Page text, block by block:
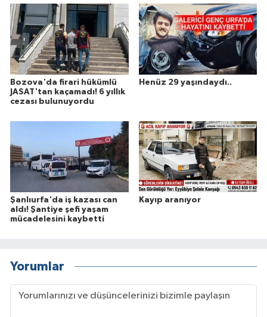
Bozova'da firari hükümlü
JASAT'tan kaçamadı! 6 yıllık
cezası bulunuyordu
Henüz 29 yaşındaydı..
Şanlıurfa'da iş kazası can
aldı! Şantiye şefi yaşam
mücadelesini kaybetti
Kayıp aranıyor
Yorumlar